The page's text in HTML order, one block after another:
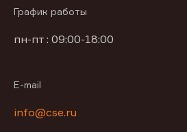
График работы
пн-пт : 09:00-18:00
E-mail
info@cse.ru